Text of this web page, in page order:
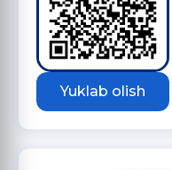
Yuklab olish